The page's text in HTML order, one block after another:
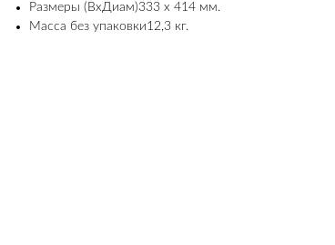
Размеры (ВхДиам)333 х 414 мм.
Масса без упаковки12,3 кг.